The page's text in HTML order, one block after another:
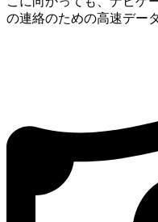
の連絡のための高速デー